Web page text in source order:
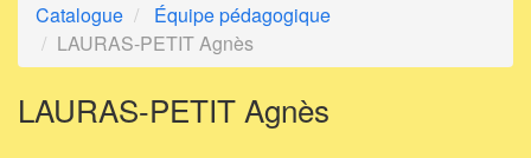
Catalogue
Équipe pédagogique
LAURAS-PETIT Agnès
LAURAS-PETIT Agnès